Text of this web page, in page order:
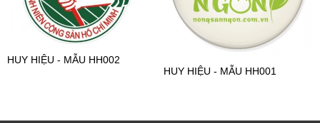
HUY HIỆU - MẪU HH002
HUY HIỆU - MẪU HH001